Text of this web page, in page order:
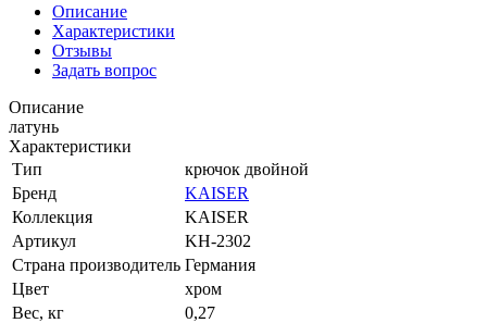
Описание
Характеристики
Отзывы
Задать вопрос
Описание
латунь
Характеристики
Тип
крючок двойной
Бренд
KAISER
Коллекция
KAISER
Артикул
KH-2302
Страна производитель Германия
Цвет
хром
Вес, кг
0,27